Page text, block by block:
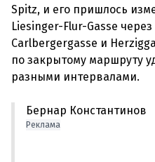
Spitz, и его пришлось
Liesinger-Flur-Gasse
Carlbergergasse и
по закрытому маршруту
Бернар Константинов
Реклама